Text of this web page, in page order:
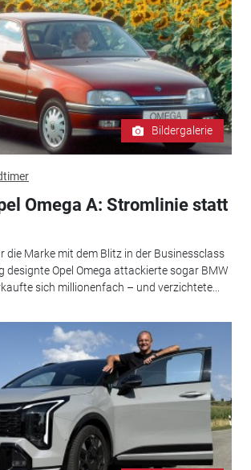
Bildergalerie
Omega A: Stromlinie statt
die Marke mit dem Blitz in der Businessclass
designte Opel Omega attackierte sogar BMW
sich millionenfach – und verzichtete...